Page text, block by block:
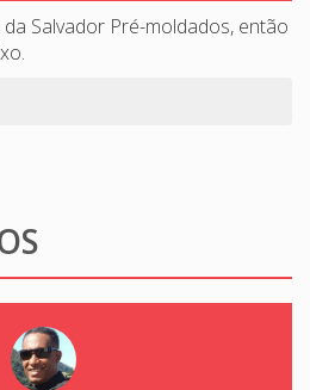
Salvador Pré-moldados, então